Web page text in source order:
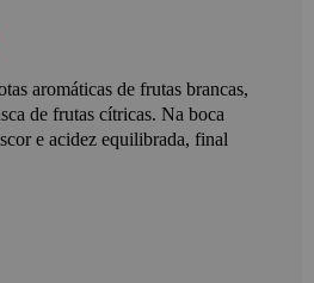
aromáticas de frutas brancas,
de frutas cítricas. Na boca
e acidez equilibrada, final